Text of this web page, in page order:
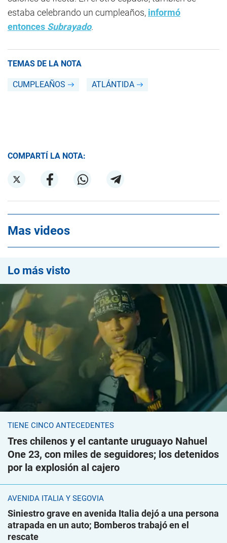
estaba celebrando un cumpleaños, informó
entonces Subrayado.
TEMAS DE LA NOTA
CUMPLEAÑOS ATLÁNTIDA
COMPARTÍ LA NOTA:
Mas videos
Lo más visto
TIENE CINCO ANTECEDENTES
Tres chilenos y el cantante uruguayo Nahuel
One 23, con miles de seguidores; los detenidos
por la explosión al cajero
AVENIDA ITALIA Y SEGOVIA
Siniestro grave en avenida Italia dejó a una persona
atrapada en un auto; Bomberos trabajó en el
rescate